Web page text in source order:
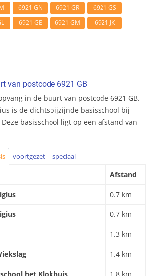
6921 GN 6921 GR
6921 GS
6921 GE 6921 GM 6921 JK
van postcode 6921 GB
in de buurt van postcode 6921 GB.
is de dichtsbijzijnde basisschool bij
Deze basisschool ligt op een afstand van
voortgezet speciaal
Afstand
0.7 km
0.7 km
1.3 km
1.4 km
het Klokhuis 1.8 km